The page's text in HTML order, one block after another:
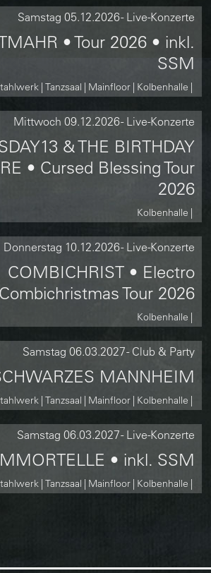
Samstag 05.12.2026- Live-Konzerte
• Tour 2026 • inkl.
SSM
Kolbenhalle
Mainfloor
Tanzsaal
Mittwoch 09.12.2026- Live-Konzerte
& THE BIRTHDAY
• Cursed Blessing Tour
2026
Kolbenhalle
Donnerstag 10.12.2026- Live-Konzerte
COMBICHRIST • Electro
Combichristmas Tour 2026
Kolbenhalle
Samstag 06.03.2027- Club & Party
MANNHEIM
Kolbenhalle
Mainfloor
Tanzsaal
Samstag 06.03.2027- Live-Konzerte
• inkl. SSM
Kolbenhalle
Mainfloor
Tanzsaal